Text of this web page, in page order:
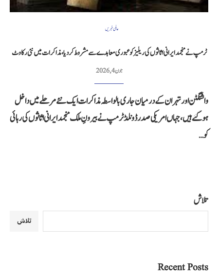
عالمی خبریں
ٹرمپ نے منجمد ایرانی اثاثوں کی ریلیز کو عبوری معاہدے سے مشروط کر دیا، مذاکرات میں نئی رکاوٹ
جون 4, 2026
واشنگٹن اور تہران کے درمیان جاری بالواسطہ مذاکرات ایک نئے مرحلے میں داخل
ہو گئے ہیں، جہاں امریکی صدر ڈونلڈ ٹرمپ نے بیرونِ ملک منجمد ایرانی اثاثوں کی رہائی
کو…
تلاش
تلاش
Recent Posts